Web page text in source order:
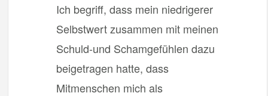
Ich begriff, dass mein niedrigerer
Selbstwert zusammen mit meinen
Schuld-und Schamgefühlen dazu
beigetragen hatte, dass
Mitmenschen mich als